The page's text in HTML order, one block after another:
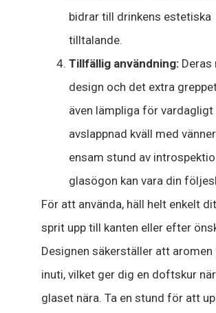
bidrar till drinkens estetiska
tilltalande.
Tillfällig användning: Deras
design och det extra
även lämpliga för vardagligt
avslappnad kväll med
ensam stund av
glasögon kan vara din
För att använda, häll helt enkelt
sprit upp till kanten eller efter
Designen säkerställer att aromen
inuti, vilket ger dig en doftskur
glaset nära. Ta en stund för att